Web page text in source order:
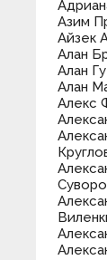
Азим
Айзек
Алан
Алан
Алан
Алекс